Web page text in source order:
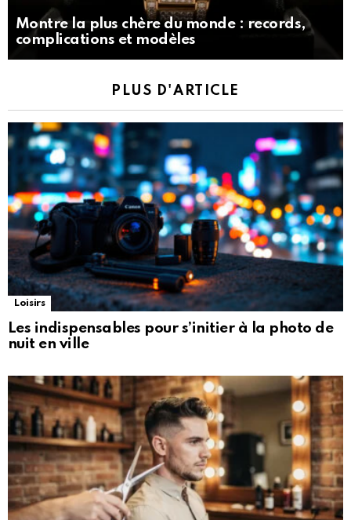
Montre la plus chère du monde : records,
complications et modèles
PLUS D'ARTICLE
Loisirs
Les indispensables pour s’initier à la photo de
nuit en ville